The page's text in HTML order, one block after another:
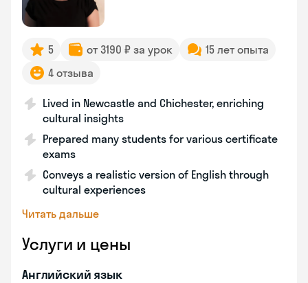
5 от 3190 ₽ за урок
15 лет опыта
4 отзыва
Lived in Newcastle and Chichester, enriching
cultural insights
Prepared many students for various certificate
exams
Conveys a realistic version of English through
cultural experiences
Читать дальше
Услуги и цены
Английский язык